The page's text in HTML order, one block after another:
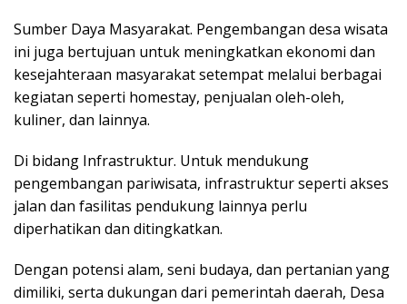
Sumber Daya Masyarakat. Pengembangan desa wisata
ini juga bertujuan untuk meningkatkan ekonomi dan
kesejahteraan masyarakat setempat melalui berbagai
kegiatan seperti homestay, penjualan oleh-oleh,
kuliner, dan lainnya.
Di bidang Infrastruktur. Untuk mendukung
pengembangan pariwisata, infrastruktur seperti akses
jalan dan fasilitas pendukung lainnya perlu
diperhatikan dan ditingkatkan.
Dengan potensi alam, seni budaya, dan pertanian yang
dimiliki, serta dukungan dari pemerintah daerah, Desa